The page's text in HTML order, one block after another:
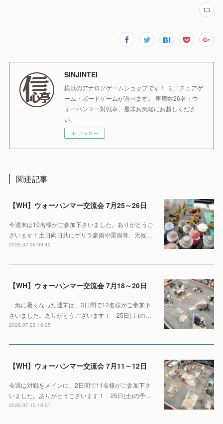
SINJINTEI
横浜のアナログゲームショップです！ ミニチュアゲ
ーム・ボードゲームが遊べます。 座席数26名＋ウ
ォーハンマー対戦卓、是非お気軽にお越しくださ
い。
フォロー
関連記事
【WH】ウォーハンマー交流会 7月25～26日
今週末は10名様がご参加下さいました。ありがとうご
ざいます！土日両日共にゲリラ豪雨や雷雨等、天候…
2026.07.26 09:40
【WH】ウォーハンマー交流会 7月18～20日
一気に暑くなった週末は、3日間で12名様がご参加下
さいました。ありがとうございます！ 25日(土)の…
2026.07.20 10:25
【WH】ウォーハンマー交流会 7月11～12日
今週は対戦をメインに、2日間で11名様がご参加下さ
いました。ありがとうございます！ 25日(土)の予…
2026.07.12 10:27